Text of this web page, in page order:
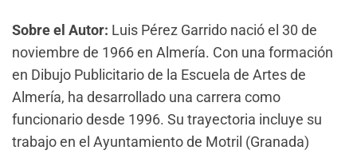
Sobre el Autor: Luis Pérez Garrido nació el 30 de
noviembre de 1966 en Almería. Con una formación
en Dibujo Publicitario de la Escuela de Artes de
Almería, ha desarrollado una carrera como
funcionario desde 1996. Su trayectoria incluye su
trabajo en el Ayuntamiento de Motril (Granada)